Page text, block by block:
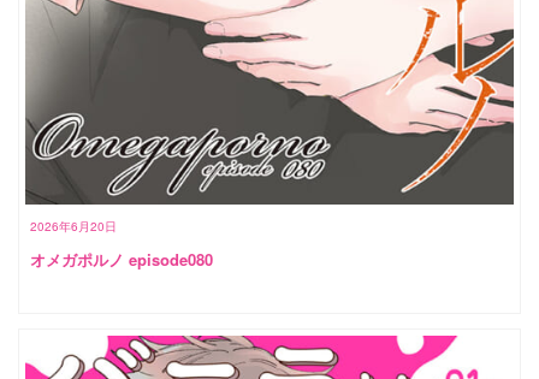
2026年6月20日
オメガポルノ episode080